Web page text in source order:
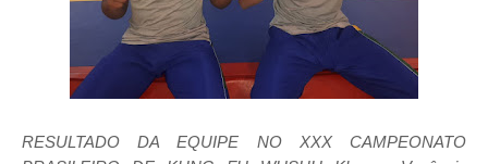
RESULTADO DA EQUIPE NO XXX CAMPEONATO